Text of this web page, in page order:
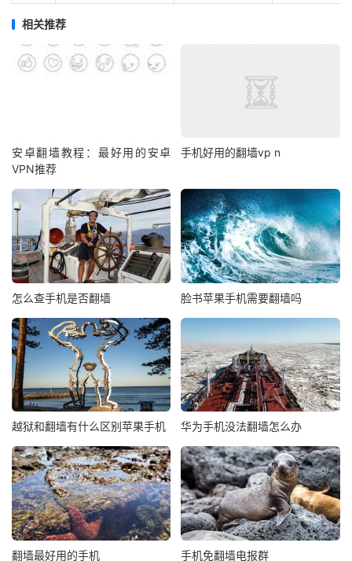
相关推荐
安卓翻墙教程：最好用的安卓
VPN推荐
手机好用的翻墙vp n
怎么查手机是否翻墙 脸书苹果手机需要翻墙吗
越狱和翻墙有什么区别苹果手机 华为手机没法翻墙怎么办
翻墙最好用的手机 手机免翻墙电报群